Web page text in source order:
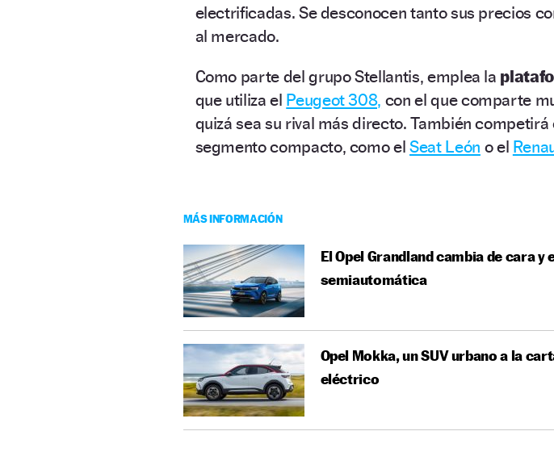
electrificadas. Se desconocen tanto sus precios
al mercado.
Como parte del grupo Stellantis, emplea la
que utiliza el Peugeot 308, con el que comparte
quizá sea su rival más directo. También
segmento compacto, como elSeat León o el
MÁS INFORMACIÓN
El Opel Grandland cambia de cara
semiautomática
Opel Mokka, un SUV urbano a la
eléctrico